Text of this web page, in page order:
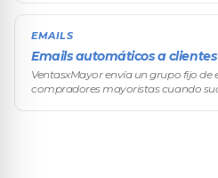
EMAILS
Emails automáticos a clientes
VentasxMayor envía un grupo fijo
compradores mayoristas cuando